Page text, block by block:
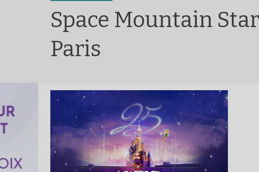
Space Mountain
Paris